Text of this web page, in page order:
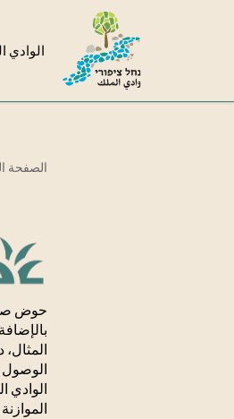
الوادي
الصفحة
حوض
الوصول
الوادي